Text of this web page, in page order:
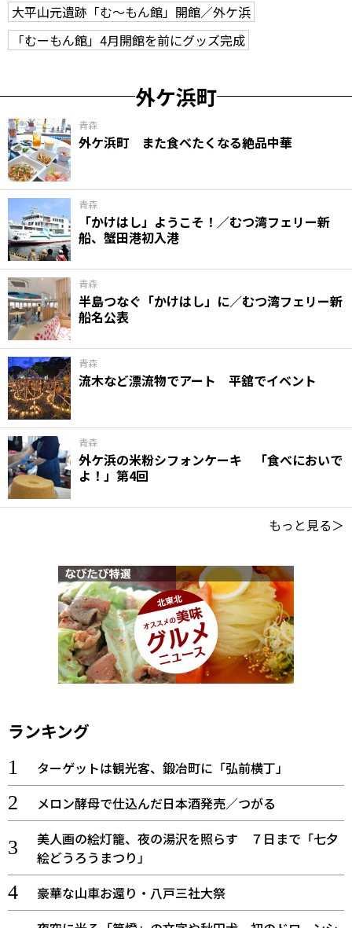
大平山元遺跡「む～もん館」開館／外ケ浜
「むーもん館」4月開館を前にグッズ完成
外ケ浜町
青森
外ケ浜町 また食べたくなる絶品中華
青森
「かけはし」ようこそ！／むつ湾フェリー新
船、蟹田港初入港
青森
半島つなぐ「かけはし」に／むつ湾フェリー新
船名公表
青森
流木など漂流物でアート 平舘でイベント
青森
外ケ浜の米粉シフォンケーキ 「食べにおいで
よ！」第4回
もっと見る＞
ランキング
ターゲットは観光客、鍛冶町に「弘前横丁」
メロン酵母で仕込んだ日本酒発売／つがる
美人画の絵灯籠、夜の湯沢を照らす ７日まで「七夕
絵どうろうまつり」
豪華な山車お還り・八戸三社大祭